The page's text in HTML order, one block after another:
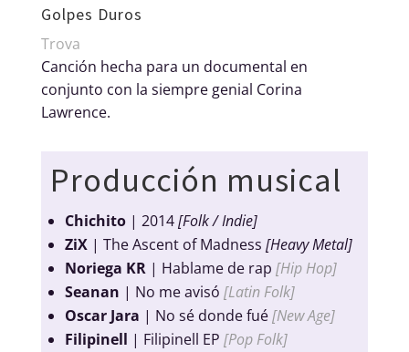
Golpes Duros
Trova
Canción hecha para un documental en
conjunto con la siempre genial Corina
Lawrence.
Producción musical
Chichito| 2014[Folk / Indie]
ZiX| The Ascent of Madness [Heavy Metal]
Noriega KR| Hablame de rap [Hip Hop]
Seanan | No me avisó [Latin Folk]
Oscar Jara | No sé donde fué[New Age]
Filipinell | Filipinell EP [Pop Folk]